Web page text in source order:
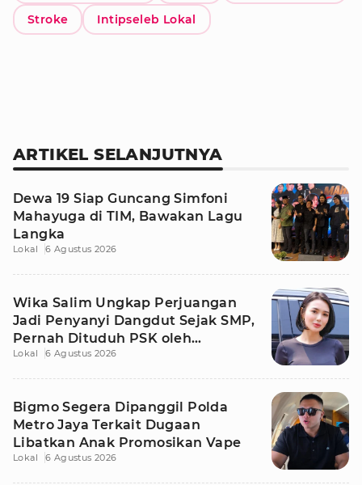
Stroke Intipseleb Lokal
ARTIKEL SELANJUTNYA
Dewa 19 Siap Guncang Simfoni
Mahayuga di TIM, Bawakan Lagu
Langka
Lokal 6 Agustus 2026
Wika Salim Ungkap Perjuangan
Jadi Penyanyi Dangdut Sejak SMP,
Pernah Dituduh PSK oleh
Tetangga
Lokal 6 Agustus 2026
Bigmo Segera Dipanggil Polda
Metro Jaya Terkait Dugaan
Libatkan Anak Promosikan Vape
Lokal 6 Agustus 2026